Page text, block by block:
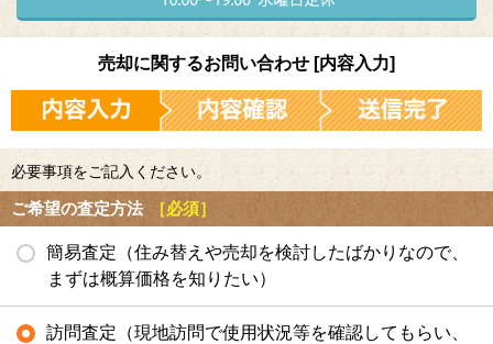
売却に関するお問い合わせ [内容入力]
必要事項をご記入ください。
ご希望の査定方法 ［必須］
簡易査定（住み替えや売却を検討したばかりなので、
まずは概算価格を知りたい）
訪問査定（現地訪問で使用状況等を確認してもらい、